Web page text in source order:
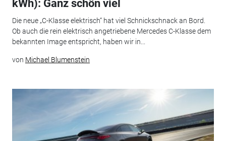
kWh): Ganz schön viel
Die neue „C-Klasse elektrisch“ hat viel Schnickschnack an Bord.
Ob auch die rein elektrisch angetriebene Mercedes C-Klasse dem
bekannten Image entspricht, haben wir in...
von Michael Blumenstein